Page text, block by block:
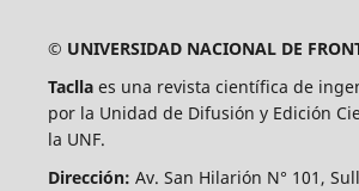
© UNIVERSIDAD NACIONAL DE
Tacllaes una revista científica de
por la Unidad de Difusión y Edición
la UNF.
Dirección: Av. San Hilarión N° 101,